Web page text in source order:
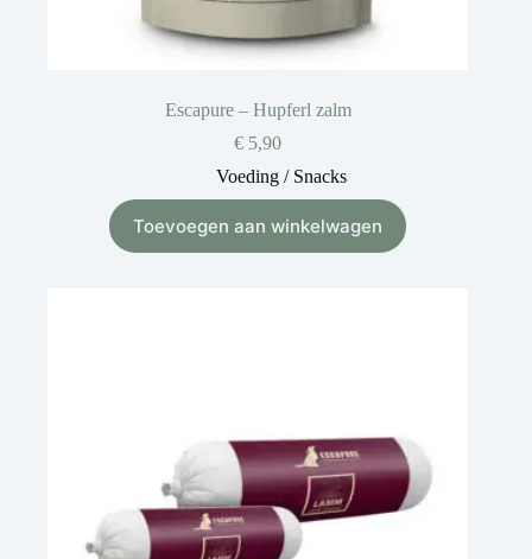
Escapure – Hupferl zalm
€ 5,90
Voeding / Snacks
Toevoegen aan winkelwagen